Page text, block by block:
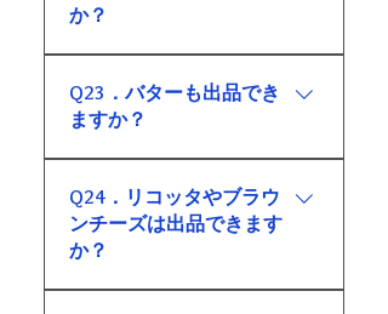
象外となります。
を評価することを目的としてい
ます。
か？
の乳を使用して製造された国産
のナチュラルチーズおよび乳製
品です。
Q23．バターも出品でき
ますか？
ター」が含まれています。
Q24．リコッタやブラウ
ンチーズは出品できます
か？